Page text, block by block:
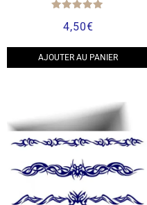
5.00
4,50€
AJOUTER AU PANIER